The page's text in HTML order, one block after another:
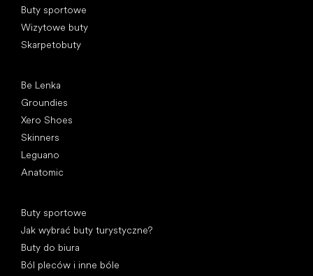
Buty sportowe
Wizytowe buty
Skarpetobuty
Be Lenka
Groundies
Xero Shoes
Skinners
Leguano
Anatomic
Buty sportowe
Jak wybrać buty turystyczne?
Buty do biura
Ból pleców i inne bóle